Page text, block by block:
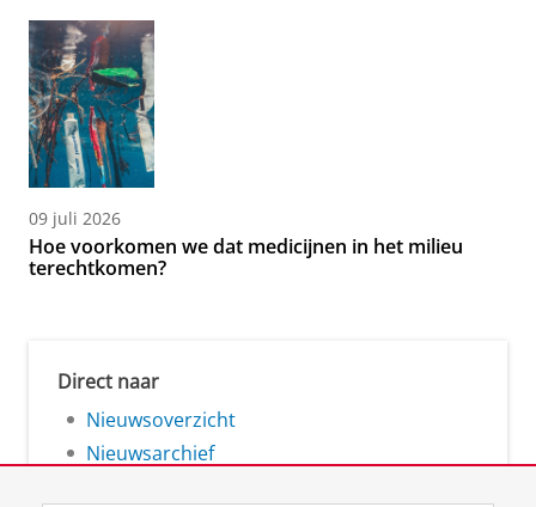
09 juli 2026
Hoe voorkomen we dat medicijnen in het milieu
terechtkomen?
Direct naar
Nieuwsoverzicht
Nieuwsarchief